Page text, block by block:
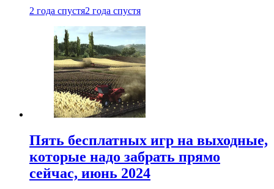
2 года спустя2 года спустя
Пять бесплатных игр на выходные,
которые надо забрать прямо
сейчас, июнь 2024